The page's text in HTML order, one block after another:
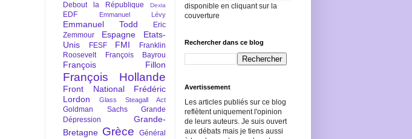
Debout la République
Dexia
EDF Emmanuel Lévy
Emmanuel Todd
Eric
Zemmour
Espagne
Etats-
Unis
FESF FMI
Franklin
Roosevelt
François Bayrou
François Fillon
François Hollande
Front National
Frédéric
Lordon
Glass Steagall Act
Goldman Sachs
Grande
Dépression
Grande-
Bretagne Grèce
Général
disponible en cliquant sur la
couverture
Rechercher dans ce blog
Avertissement
Les articles publiés sur ce blog
reflètent uniquement l'opinion
de leurs auteurs. Je suis ouvert
aux débats mais je tiens aussi